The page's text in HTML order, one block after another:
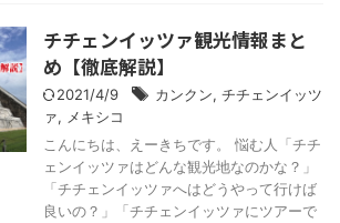
チチェンイッツァ観光情報まと
め【徹底解説】
2021/4/9 カンクン, チチェンイッツ
ァ, メキシコ
こんにちは、えーきちです。 悩む人「チチ
ェンイッツァはどんな観光地なのかな？」
「チチェンイッツァへはどうやって行けば
良いの？」「チチェンイッツァにツアーで